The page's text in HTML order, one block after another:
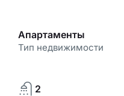
Апартаменты
Тип недвижимости
2